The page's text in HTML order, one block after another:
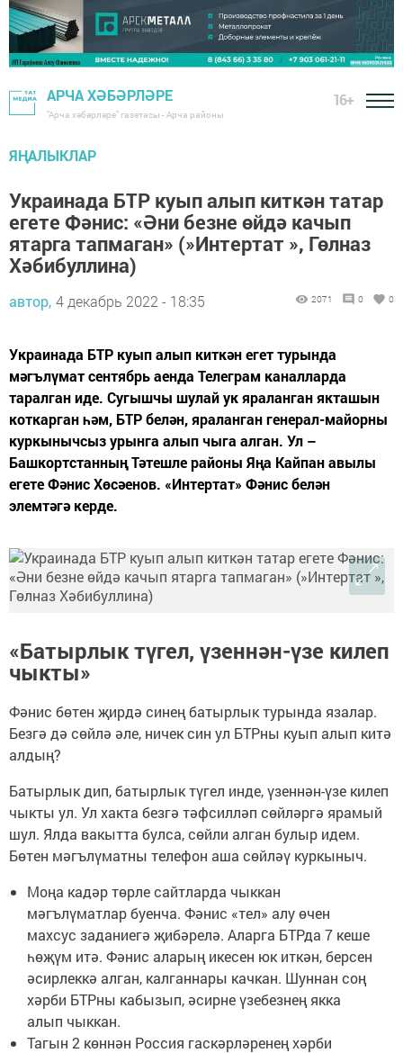
АРЧА ХӘБӘРЛӘРЕ
"Арча хәбәрләре" газетасы - Арча районы
16+
ЯҢАЛЫКЛАР
Украинада БТР куып алып киткән татар
егете Фәнис: «Әни безне өйдә качып
ятарга тапмаган» (»Интертат », Гөлназ
Хәбибуллина)
автор, 4 декабрь 2022 - 18:35 2071 0 0
Украинада БТР куып алып киткән егет турында
мәгълүмат сентябрь аенда Телеграм каналларда
таралган иде. Сугышчы шулай ук яраланган якташын
коткарган һәм, БТР белән, яраланган генерал-майорны
куркынычсыз урынга алып чыга алган. Ул –
Башкортстанның Тәтешле районы Яңа Кайпан авылы
егете Фәнис Хөсәенов. «Интертат» Фәнис белән
элемтәгә керде.
«Батырлык түгел, үзеннән-үзе килеп
чыкты»
Фәнис бөтен җирдә синең батырлык турында язалар.
Безгә дә сөйлә әле, ничек син ул БТРны куып алып китә
алдың?
Батырлык дип, батырлык түгел инде, үзеннән-үзе килеп
чыкты ул. Ул хакта безгә тәфсилләп сөйләргә ярамый
шул. Ялда вакытта булса, сөйли алган булыр идем.
Бөтен мәгълүматны телефон аша сөйләү куркыныч.
Моңа кадәр төрле сайтларда чыккан
мәгълүматлар буенча. Фәнис «тел» алу өчен
махсус заданиегә җибәрелә. Аларга БТРда 7 кеше
һөҗүм итә. Фәнис аларың икесен юк иткән, берсен
әсирлеккә алган, калганнары качкан. Шуннан соң
хәрби БТРны кабызып, әсирне үзебезнең якка
алып чыккан.
Тагын 2 көннән Россия гаскәрләренең хәрби